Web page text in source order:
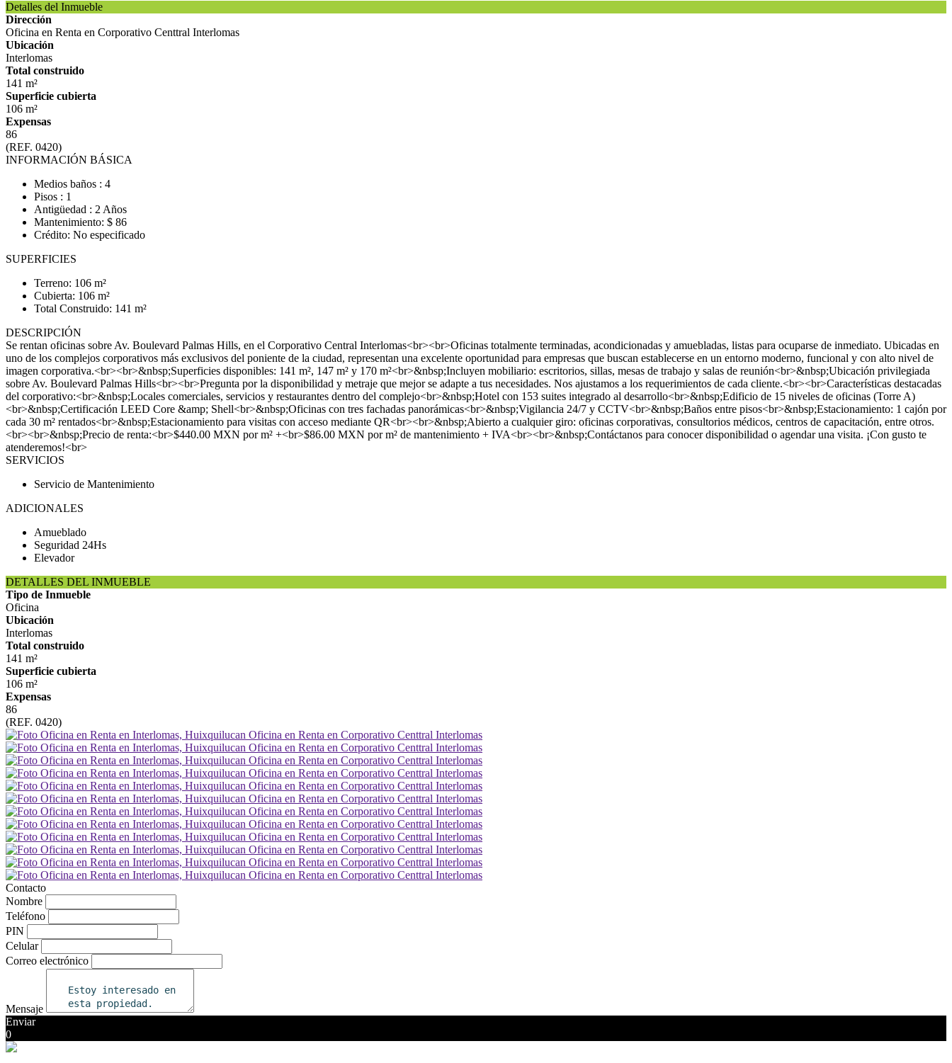
Detalles del Inmueble
Dirección
Oficina en Renta en Corporativo Centtral Interlomas
Ubicación
Interlomas
Total construido
141 m²
Superficie cubierta
106 m²
Expensas
86
(REF. 0420)
INFORMACIÓN BÁSICA
Medios baños : 4
Pisos : 1
Antigüedad : 2 Años
Mantenimiento: $ 86
Crédito: No especificado
SUPERFICIES
Terreno: 106 m²
Cubierta: 106 m²
Total Construido: 141 m²
DESCRIPCIÓN
Se rentan oficinas sobre Av. Boulevard Palmas Hills, en el Corporativo Central Interlomas<br><br>Oficinas totalmente terminadas, acondicionadas y amuebladas, listas para ocuparse de inmediato. Ubicadas en
uno de los complejos corporativos más exclusivos del poniente de la ciudad, representan una excelente oportunidad para empresas que buscan establecerse en un entorno moderno, funcional y con alto nivel de
imagen corporativa.<br><br>&nbsp;Superficies disponibles: 141 m², 147 m² y 170 m²<br>&nbsp;Incluyen mobiliario: escritorios, sillas, mesas de trabajo y salas de reunión<br>&nbsp;Ubicación privilegiada
sobre Av. Boulevard Palmas Hills<br><br>Pregunta por la disponibilidad y metraje que mejor se adapte a tus necesidades. Nos ajustamos a los requerimientos de cada cliente.<br><br>Características destacadas
del corporativo:<br>&nbsp;Locales comerciales, servicios y restaurantes dentro del complejo<br>&nbsp;Hotel con 153 suites integrado al desarrollo<br>&nbsp;Edificio de 15 niveles de oficinas (Torre A)
<br>&nbsp;Certificación LEED Core &amp; Shell<br>&nbsp;Oficinas con tres fachadas panorámicas<br>&nbsp;Vigilancia 24/7 y CCTV<br>&nbsp;Baños entre pisos<br>&nbsp;Estacionamiento: 1 cajón por
cada 30 m² rentados<br>&nbsp;Estacionamiento para visitas con acceso mediante QR<br><br>&nbsp;Abierto a cualquier giro: oficinas corporativas, consultorios médicos, centros de capacitación, entre otros.
<br><br>&nbsp;Precio de renta:<br>$440.00 MXN por m² +<br>$86.00 MXN por m² de mantenimiento + IVA<br><br>&nbsp;Contáctanos para conocer disponibilidad o agendar una visita. ¡Con gusto te
atenderemos!<br>
SERVICIOS
Servicio de Mantenimiento
ADICIONALES
Amueblado
Seguridad 24Hs
Elevador
DETALLES DEL INMUEBLE
Tipo de Inmueble
Oficina
Ubicación
Interlomas
Total construido
141 m²
Superficie cubierta
106 m²
Expensas
86
(REF. 0420)
Contacto
Nombre
Teléfono
PIN
Celular
Correo electrónico
Mensaje
Enviar
0